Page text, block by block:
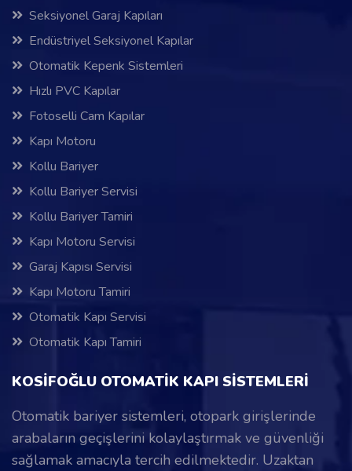
Seksiyonel Garaj Kapıları
Endüstriyel Seksiyonel Kapılar
Otomatik Kepenk Sistemleri
Hızlı PVC Kapılar
Fotoselli Cam Kapılar
Kapı Motoru
Kollu Bariyer
Kollu Bariyer Servisi
Kollu Bariyer Tamiri
Kapı Motoru Servisi
Garaj Kapısı Servisi
Kapı Motoru Tamiri
Otomatik Kapı Servisi
Otomatik Kapı Tamiri
KOSİFOĞLU OTOMATİK KAPI SİSTEMLERİ
Otomatik bariyer sistemleri, otopark girişlerinde
arabaların geçişlerini kolaylaştırmak ve güvenliği
sağlamak amacıyla tercih edilmektedir. Uzaktan